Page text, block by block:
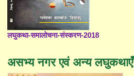
लघुकथा-समालोचना-संस्करण-2018
असभ्य नगर एवं अन्य लघुकथाएँ